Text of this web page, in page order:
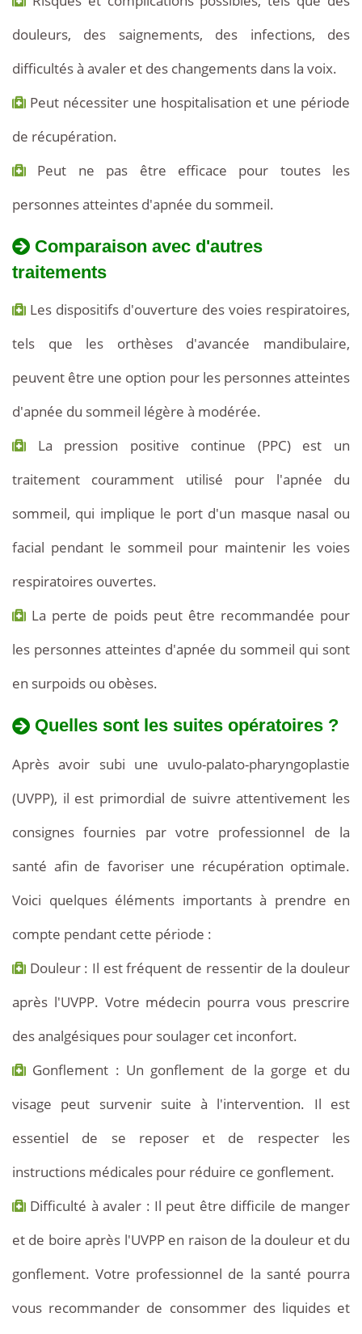
douleurs, des saignements, des infections, des
difficultés à avaler et des changements dans la voix.
Peut nécessiter une hospitalisation et une période
de récupération.
Peut ne pas être efficace pour toutes les
personnes atteintes d'apnée du sommeil.
Comparaison avec d'autres
traitements
Les dispositifs d'ouverture des voies respiratoires,
tels que les orthèses d'avancée mandibulaire,
peuvent être une option pour les personnes atteintes
d'apnée du sommeil légère à modérée.
La pression positive continue (PPC) est un
traitement couramment utilisé pour l'apnée du
sommeil, qui implique le port d'un masque nasal ou
facial pendant le sommeil pour maintenir les voies
respiratoires ouvertes.
La perte de poids peut être recommandée pour
les personnes atteintes d'apnée du sommeil qui sont
en surpoids ou obèses.
Quelles sont les suites opératoires ?
Après avoir subi une uvulo-palato-pharyngoplastie
(UVPP), il est primordial de suivre attentivement les
consignes fournies par votre professionnel de la
santé afin de favoriser une récupération optimale.
Voici quelques éléments importants à prendre en
compte pendant cette période :
Douleur : Il est fréquent de ressentir de la douleur
après l'UVPP. Votre médecin pourra vous prescrire
des analgésiques pour soulager cet inconfort.
Gonflement : Un gonflement de la gorge et du
visage peut survenir suite à l'intervention. Il est
essentiel de se reposer et de respecter les
instructions médicales pour réduire ce gonflement.
Difficulté à avaler : Il peut être difficile de manger
et de boire après l'UVPP en raison de la douleur et du
gonflement. Votre professionnel de la santé pourra
vous recommander de consommer des liquides et